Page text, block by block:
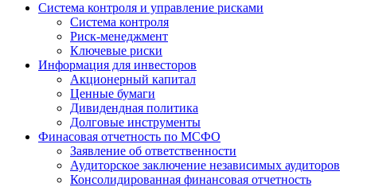
Система контроля и управление рисками
Система контроля
Риск-менеджмент
Ключевые риски
Информация для инвесторов
Акционерный капитал
Ценные бумаги
Дивидендная политика
Долговые инструменты
Финасовая отчетность по МСФО
Заявление об ответственности
Аудиторское заключение независимых аудиторов
Консолидированная финансовая отчетность